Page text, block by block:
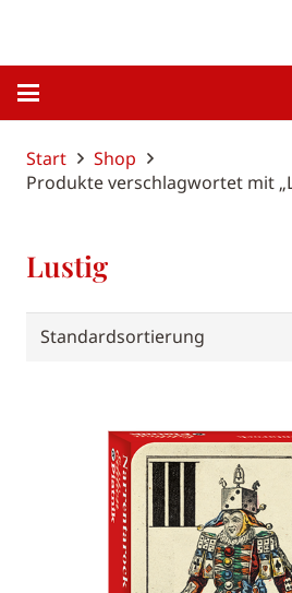
Start
Shop
Produkte verschlagwortet mit
Lustig